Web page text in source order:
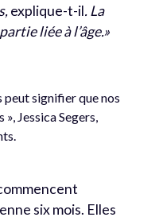
explique-t-il. La
liée à l’âge.»
peut signifier que nos
Jessica Segers,
six mois. Elles